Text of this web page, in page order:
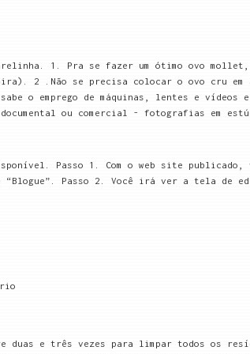
1. Pra se fazer um ótimo ovo
2 .Não se precisa colocar o ovo cru em
o emprego de máquinas, lentes e
ou comercial - fotografias em
Passo 1. Com o web site
Passo 2. Você irá ver a tela de
duas e três vezes para limpar todos os